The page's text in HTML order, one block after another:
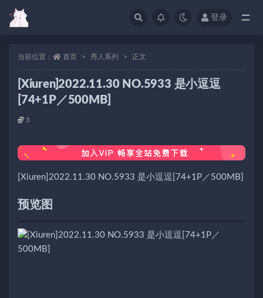
登录
当前位置： 首页 秀人系列 正文
[Xiuren]2022.11.30 NO.5933 是小逗逗
[74+1P／500MB]
3
[Xiuren]2022.11.30 NO.5933 是小逗逗[74+1P／500MB]
预览图